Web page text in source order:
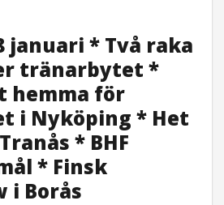
januari * Två raka
tränarbytet *
hemma för
i Nyköping * Het
* BHF
* Finsk
i Borås